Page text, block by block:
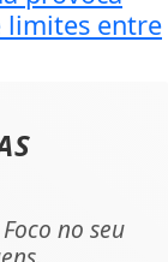
limites entre
no seu